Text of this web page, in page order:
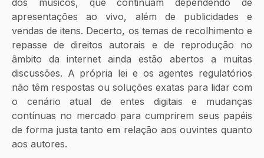
dos músicos, que continuam dependendo de
apresentações ao vivo, além de publicidades e
vendas de itens. Decerto, os temas de recolhimento e
repasse de direitos autorais e de reprodução no
âmbito da internet ainda estão abertos a muitas
discussões. A própria lei e os agentes regulatórios
não têm respostas ou soluções exatas para lidar com
o cenário atual de entes digitais e mudanças
contínuas no mercado para cumprirem seus papéis
de forma justa tanto em relação aos ouvintes quanto
aos autores.